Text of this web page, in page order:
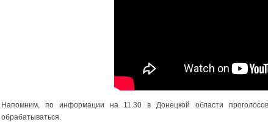
Напомним, по информации на 11.30 в Донецкой области
обрабатываться.